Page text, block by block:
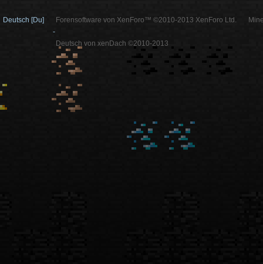
Deutsch [Du]
Forensoftware von XenForo™ ©2010-2013 XenForo Ltd.
-
Deutsch von xenDach ©2010-2013